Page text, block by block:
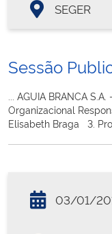
SEGER
Sessão
... AGUIA BRANCA
Organizacional
Elisabeth Braga 3.
03/01/